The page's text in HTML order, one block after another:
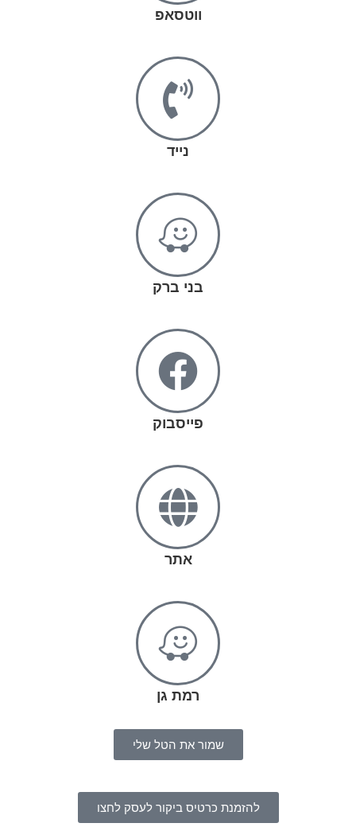
ווטסאפ
נייד
בני ברק
פייסבוק
אתר
רמת גן
שמור את הטל שלי
להזמנת כרטיס ביקור לעסק לחצו